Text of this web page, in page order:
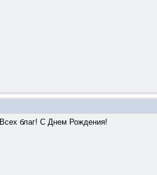
Всех благ! С Днем Рождения!